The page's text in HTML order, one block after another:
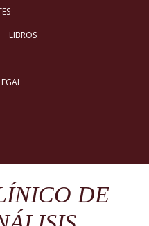
LIBROS
DE